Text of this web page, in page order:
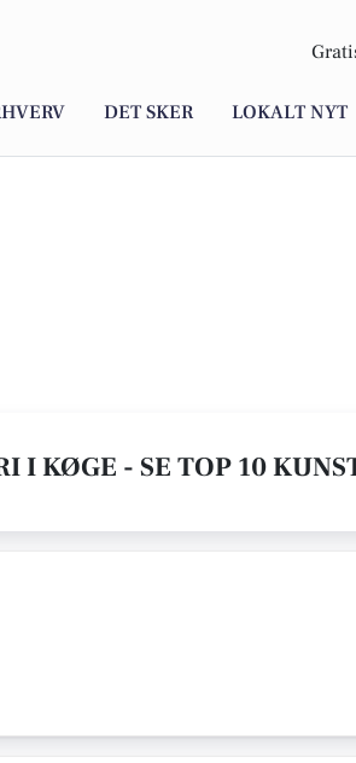
DET SKER LOKALT NYT
I KØGE - SE TOP 10